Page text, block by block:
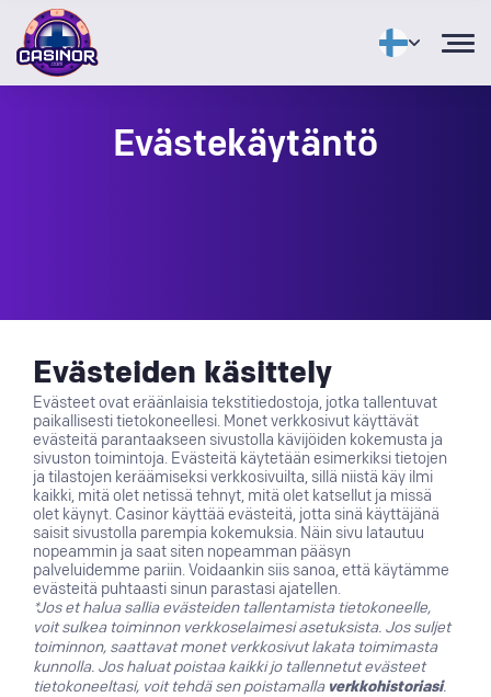
Evästekäytäntö
Evästeiden käsittely
Evästeet ovat eräänlaisia tekstitiedostoja, jotka tallentuvat
paikallisesti tietokoneellesi. Monet verkkosivut käyttävät
evästeitä parantaakseen sivustolla kävijöiden kokemusta ja
sivuston toimintoja. Evästeitä käytetään esimerkiksi tietojen
ja tilastojen keräämiseksi verkkosivuilta, sillä niistä käy ilmi
kaikki, mitä olet netissä tehnyt, mitä olet katsellut ja missä
olet käynyt. Casinor käyttää evästeitä, jotta sinä käyttäjänä
saisit sivustolla parempia kokemuksia. Näin sivu latautuu
nopeammin ja saat siten nopeamman pääsyn
palveluidemme pariin. Voidaankin siis sanoa, että käytämme
evästeitä puhtaasti sinun parastasi ajatellen.
*Jos et halua sallia evästeiden tallentamista tietokoneelle,
voit sulkea toiminnon verkkoselaimesi asetuksista. Jos suljet
toiminnon, saattavat monet verkkosivut lakata toimimasta
kunnolla. Jos haluat poistaa kaikki jo tallennetut evästeet
tietokoneeltasi, voit tehdä sen poistamalla verkkohistoriasi.